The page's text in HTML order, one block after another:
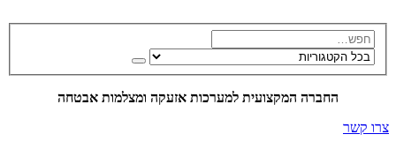
החברה המקצועית למערכות אזעקה ומצלמות אבטחה
צרו קשר